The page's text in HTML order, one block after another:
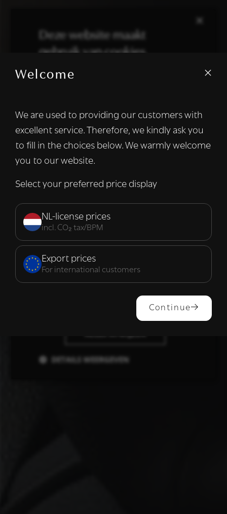
Welcome
We are used to providing our customers with
excellent service. Therefore, we kindly ask you
to fill in the choices below. We warmly welcome
you to our website.
Select your preferred price display
NL-license prices
incl. CO₂ tax/BPM
Export prices
For international customers
Continue
×
Deze website maakt
gebruik van cookies.
We gebruiken cookies om inhoud en
informatie over uw gebruik van onze site
met onze advertentie- en analysepartners,
die deze kunnen combineren met andere
informatie die u aan hen heeft verstrekt of
van hun diensten. Lees verder
Strikt
noodzakelijk
Prestatie Targeting
ALLES ACCEPTEREN
DETAILS WEERGEVEN